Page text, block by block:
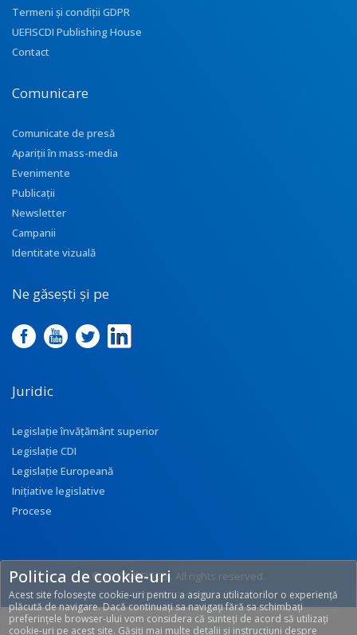
Termeni și condiții GDPR
UEFISCDI Publishing House
Contact
Comunicare
Comunicate de presă
Apariţii în mass-media
Evenimente
Publicații
Newsletter
Campanii
Identitate vizuală
Ne găsești și pe
Juridic
Legislație învățământ superior
Legislație CDI
Legislație Europeană
Inițiative legislative
Procese
© 2017 UEFISCDI. All rights reserved.
[T: 0.2427, O: 113]
Politica de cookie-uri
Acest site folosește cookie-uri pentru a asigura utilizatorilor o experiență
plăcută de navigare. Dacă continuați sa navigați fără sa schimbați
preferințele browser-ului vom considera că sunteți de acord să utilizați
cookie-uri pe acest site. Găsiți mai multe detalii și instrucțiuni despre